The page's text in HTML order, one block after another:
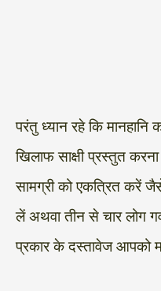
परंतु ध्यान रहे कि
खिलाफ साक्षी प्रस्तुत
सामग्री को एकत्रित करें
लें अथवा तीन से चार लोग
प्रकार के दस्तावेज आपको